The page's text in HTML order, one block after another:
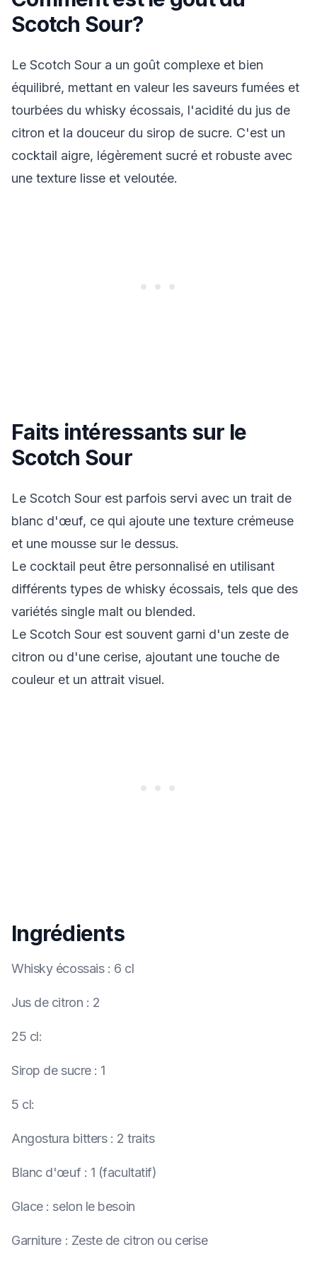
Scotch Sour?
Le Scotch Sour a un goût complexe et bien
équilibré, mettant en valeur les saveurs fumées et
tourbées du whisky écossais, l'acidité du jus de
citron et la douceur du sirop de sucre. C'est un
cocktail aigre, légèrement sucré et robuste avec
une texture lisse et veloutée.
Faits intéressants sur le
Scotch Sour
Le Scotch Sour est parfois servi avec un trait de
blanc d'œuf, ce qui ajoute une texture crémeuse
et une mousse sur le dessus.
Le cocktail peut être personnalisé en utilisant
différents types de whisky écossais, tels que des
variétés single malt ou blended.
Le Scotch Sour est souvent garni d'un zeste de
citron ou d'une cerise, ajoutant une touche de
couleur et un attrait visuel.
Ingrédients
Whisky écossais : 6 cl
Jus de citron : 2
25 cl:
Sirop de sucre : 1
5 cl:
Angostura bitters : 2 traits
Blanc d'œuf : 1 (facultatif)
Glace : selon le besoin
Garniture : Zeste de citron ou cerise